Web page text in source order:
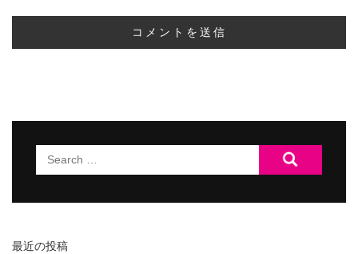
Search
for:
最近の投稿